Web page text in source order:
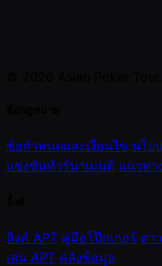
ข้อกำหนดและเงื่อนไข นโย
แข่งขันทัวร์นาเมนต์ แนวทา
ลิงค์ APT คู่มือโป๊กเกอร์ ดา
เล่น APT คลังข้อมูล